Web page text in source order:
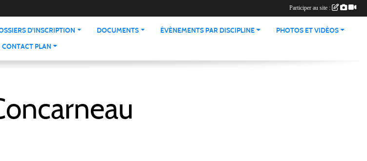
D'INSCRIPTION DOCUMENTS ÉVÈNEMENTS PAR DISCIPLINE
PHOTOS ET VIDÉOS
CONTACT PLAN
Participer au site :